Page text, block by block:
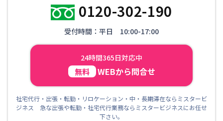
0120-302-190
受付時間：平日 10:00-17:00
24時間365日対応中
無料 WEBから問合せ
社宅代行・出張・転勤・リロケーション・中・長期滞在ならミスタービ
ジネス 急な出張や転勤・社宅代行業務ならミスタービジネスにお任せ
下さい。